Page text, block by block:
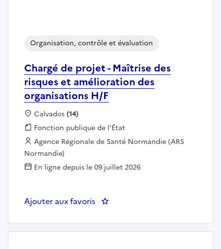
Chargé de projet - Maîtrise des
risques et amélioration des
organisations H/F
Organisation, contrôle et évaluation
Localisation :
Calvados(14)
Fonction publique :
Fonction publique de l'État
Employeur :
Agence Régionale de Santé Normandie (ARS
Normandie)
En ligne depuis le 09 juillet 2026
Ajouter aux favoris : Chargé de projet - Maîtrise